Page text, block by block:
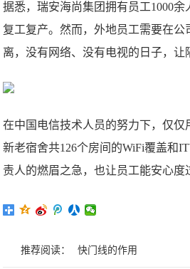
据悉，瑞安海尚集团拥有员工1000
复工复产。然而，外地员工需要在公
离，没有网络、没有电视的日子，让
在中国电信技术人员的努力下，仅仅
新老宿舍共126个房间的WiFi覆盖和
责人的燃眉之急，也让员工能安心度
推荐阅读： 快门线的作用